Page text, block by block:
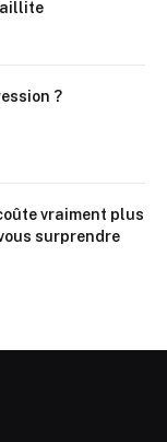
?
vraiment plus
surprendre